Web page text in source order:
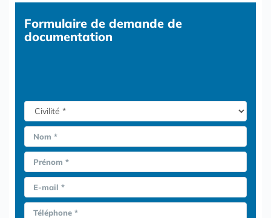
Formulaire de demande de
documentation
Nom *
Prénom *
E-mail *
Téléphone *